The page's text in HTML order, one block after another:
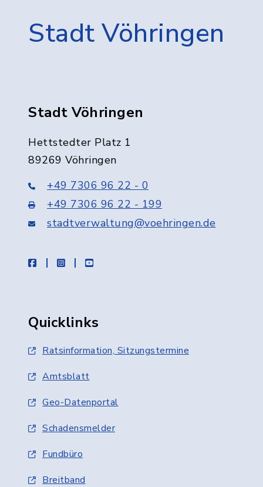
Stadt Vöhringen
Stadt Vöhringen
Hettstedter Platz 1
89269 Vöhringen
+49 7306 96 22 - 0
+49 7306 96 22 - 199
stadtverwaltung@voehringen.de
facebookinstagramyoutube
Quicklinks
Ratsinformation, Sitzungstermine
Amtsblatt
Geo-Datenportal
Schadensmelder
Fundbüro
Breitband